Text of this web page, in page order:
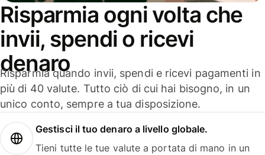
Risparmia ogni volta che
invii, spendi o ricevi
denaro
Risparmia quando invii, spendi e ricevi pagamenti in
più di 40 valute. Tutto ciò di cui hai bisogno, in un
unico conto, sempre a tua disposizione.
Gestisci il tuo denaro a livello globale.
Tieni tutte le tue valute a portata di mano in un